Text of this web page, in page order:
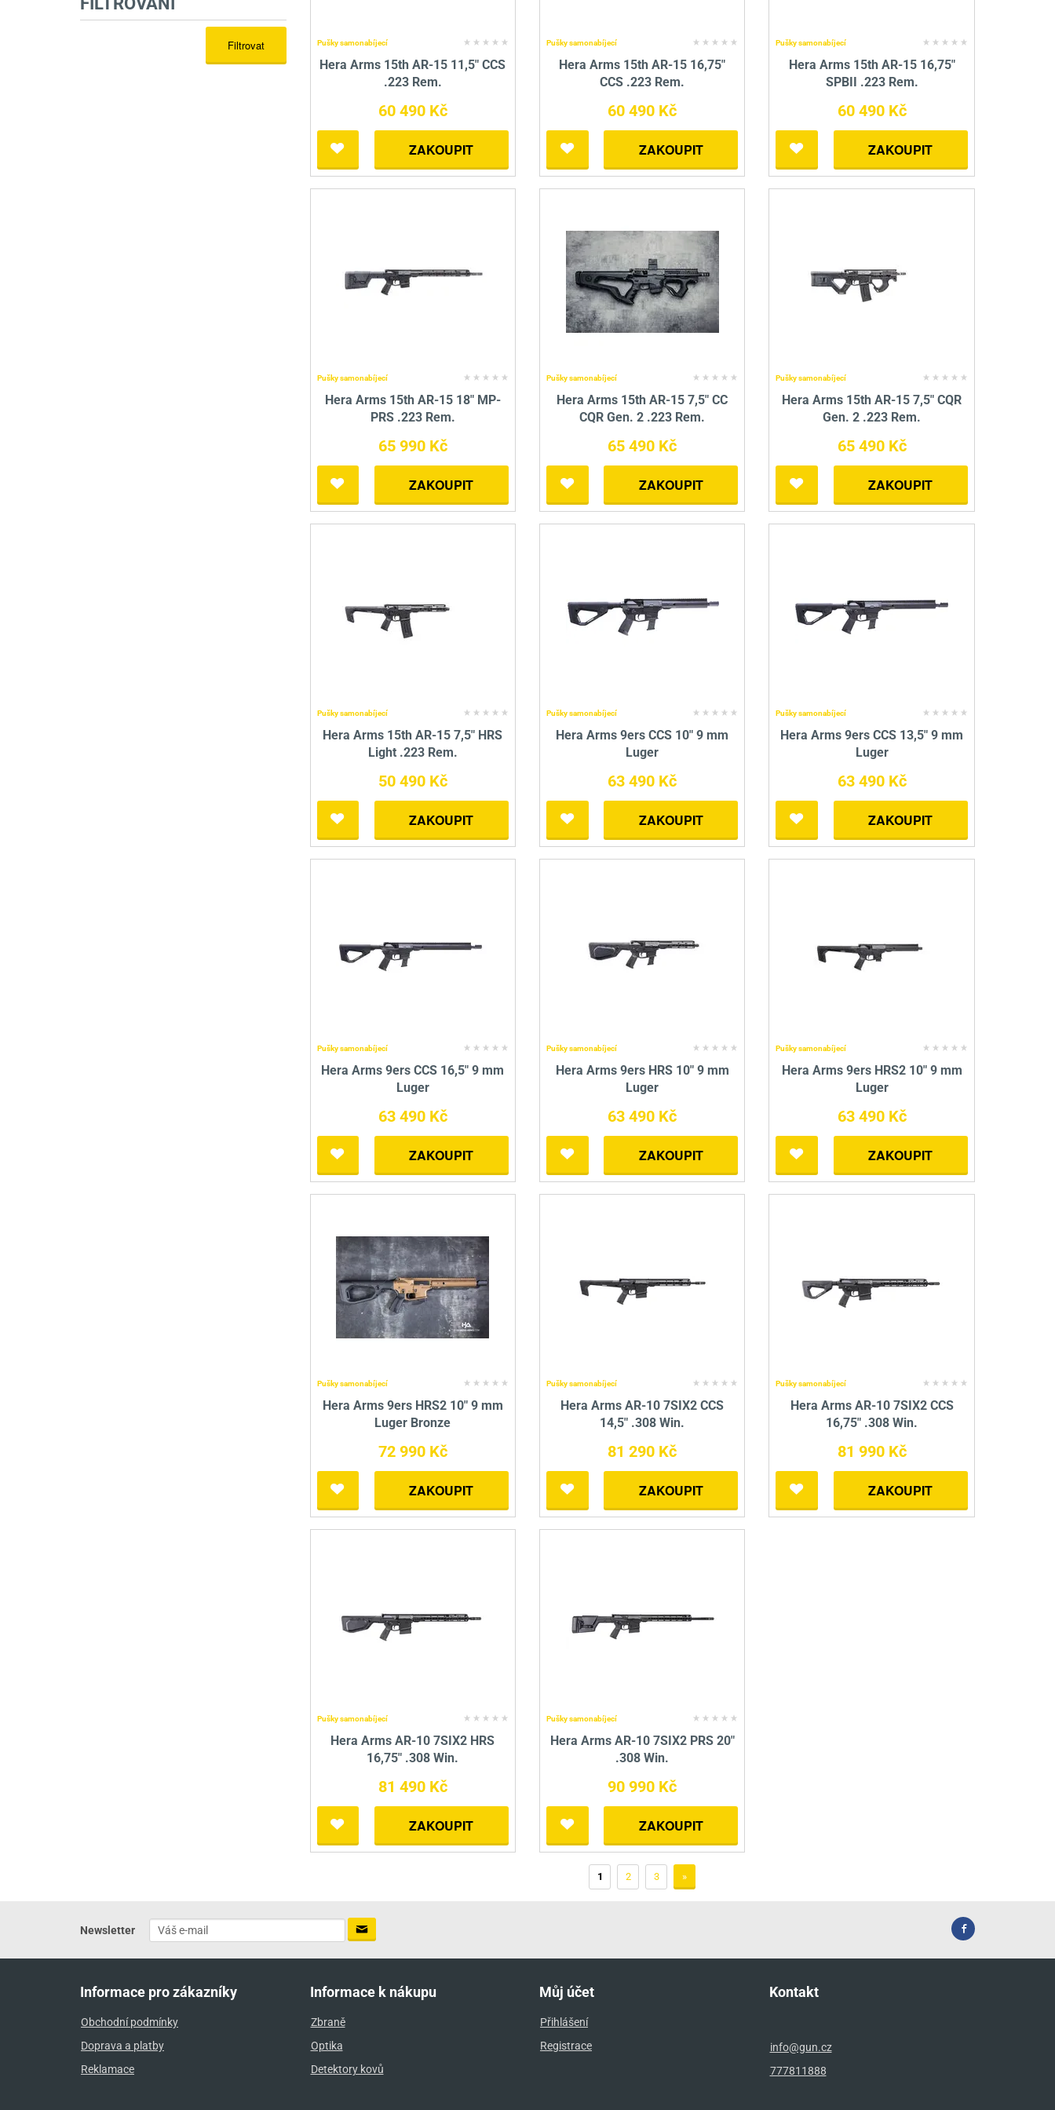
Filtrovat Pušky samonabíjecí
Hera Arms 15th AR-15 11,5" CCS
.223 Rem.
60 490 Kč
ZAKOUPIT
Pušky samonabíjecí
Hera Arms 15th AR-15 16,75"
CCS .223 Rem.
60 490 Kč
ZAKOUPIT
Pušky samonabíjecí
Hera Arms 15th AR-15 16,75"
SPBII .223 Rem.
60 490 Kč
ZAKOUPIT
Pušky samonabíjecí
Hera Arms 15th AR-15 18" MP-
PRS .223 Rem.
65 990 Kč
ZAKOUPIT
Pušky samonabíjecí
Hera Arms 15th AR-15 7,5" CC
CQR Gen. 2 .223 Rem.
65 490 Kč
ZAKOUPIT
Pušky samonabíjecí
Hera Arms 15th AR-15 7,5" CQR
Gen. 2 .223 Rem.
65 490 Kč
ZAKOUPIT
Pušky samonabíjecí
Hera Arms 15th AR-15 7,5" HRS
Light .223 Rem.
50 490 Kč
ZAKOUPIT
Pušky samonabíjecí
Hera Arms 9ers CCS 10" 9 mm
Luger
63 490 Kč
ZAKOUPIT
Pušky samonabíjecí
Hera Arms 9ers CCS 13,5" 9 mm
Luger
63 490 Kč
ZAKOUPIT
Pušky samonabíjecí
Hera Arms 9ers CCS 16,5" 9 mm
Luger
63 490 Kč
ZAKOUPIT
Pušky samonabíjecí
Hera Arms 9ers HRS 10" 9 mm
Luger
63 490 Kč
ZAKOUPIT
Pušky samonabíjecí
Hera Arms 9ers HRS2 10" 9 mm
Luger
63 490 Kč
ZAKOUPIT
Pušky samonabíjecí
Hera Arms 9ers HRS2 10" 9 mm
Luger Bronze
72 990 Kč
ZAKOUPIT
Pušky samonabíjecí
Hera Arms AR-10 7SIX2 CCS
14,5" .308 Win.
81 290 Kč
ZAKOUPIT
Pušky samonabíjecí
Hera Arms AR-10 7SIX2 CCS
16,75" .308 Win.
81 990 Kč
ZAKOUPIT
Pušky samonabíjecí
Hera Arms AR-10 7SIX2 HRS
16,75" .308 Win.
81 490 Kč
ZAKOUPIT
Pušky samonabíjecí
Hera Arms AR-10 7SIX2 PRS 20"
.308 Win.
90 990 Kč
ZAKOUPIT
1 2 3 »
Newsletter
Informace pro zákazníky
Obchodní podmínky
Doprava a platby
Reklamace
Informace k nákupu
Zbraně
Optika
Detektory kovů
Můj účet
Přihlášení
Registrace
Kontakt
info@gun.cz
777811888